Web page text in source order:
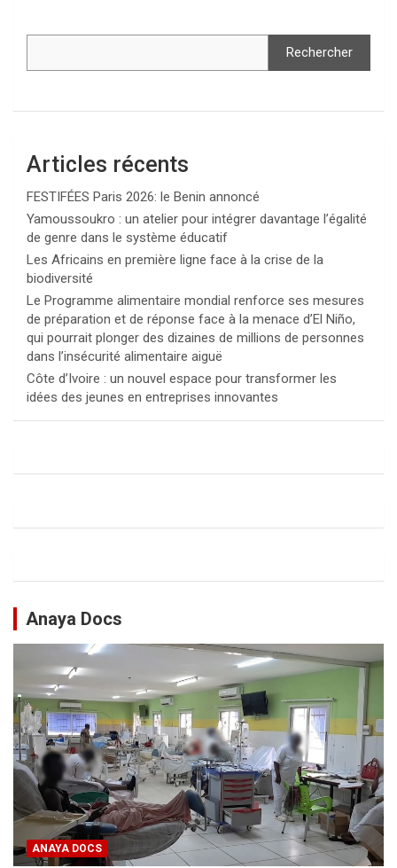
Rechercher
Articles récents
FESTIFÉES Paris 2026: le Benin annoncé
Yamoussoukro : un atelier pour intégrer davantage l’égalité
de genre dans le système éducatif
Les Africains en première ligne face à la crise de la
biodiversité
Le Programme alimentaire mondial renforce ses mesures
de préparation et de réponse face à la menace d’El Niño,
qui pourrait plonger des dizaines de millions de personnes
dans l’insécurité alimentaire aiguë
Côte d’Ivoire : un nouvel espace pour transformer les
idées des jeunes en entreprises innovantes
Anaya Docs
ANAYA DOCS